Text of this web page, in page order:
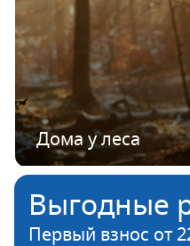
Дома у леса
Выгодные
Первый взнос от